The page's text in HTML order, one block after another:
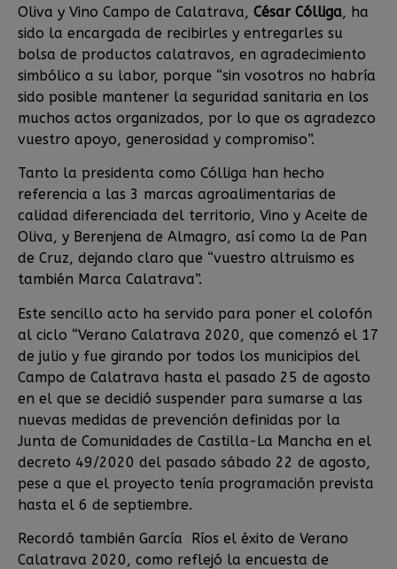
Oliva y Vino Campo de Calatrava, César Cólliga, ha
sido la encargada de recibirles y entregarles su
bolsa de productos calatravos, en agradecimiento
simbólico a su labor, porque “sin vosotros no habría
sido posible mantener la seguridad sanitaria en los
muchos actos organizados, por lo que os agradezco
vuestro apoyo, generosidad y compromiso”.
Tanto la presidenta como Cólliga han hecho
referencia a las 3 marcas agroalimentarias de
calidad diferenciada del territorio, Vino y Aceite de
Oliva, y Berenjena de Almagro, así como la de Pan
de Cruz, dejando claro que “vuestro altruismo es
también Marca Calatrava”.
Este sencillo acto ha servido para poner el colofón
al ciclo “Verano Calatrava 2020, que comenzó el 17
de julio y fue girando por todos los municipios del
Campo de Calatrava hasta el pasado 25 de agosto
en el que se decidió suspender para sumarse a las
nuevas medidas de prevención definidas por la
Junta de Comunidades de Castilla-La Mancha en el
decreto 49/2020 del pasado sábado 22 de agosto,
pese a que el proyecto tenía programación prevista
hasta el 6 de septiembre.
Recordó también García Ríos el éxito de Verano
Calatrava 2020, como reflejó la encuesta de